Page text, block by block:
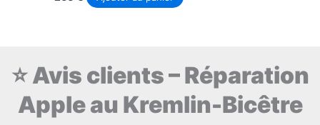
⭐ Avis clients – Réparation
Apple au Kremlin-Bicêtre